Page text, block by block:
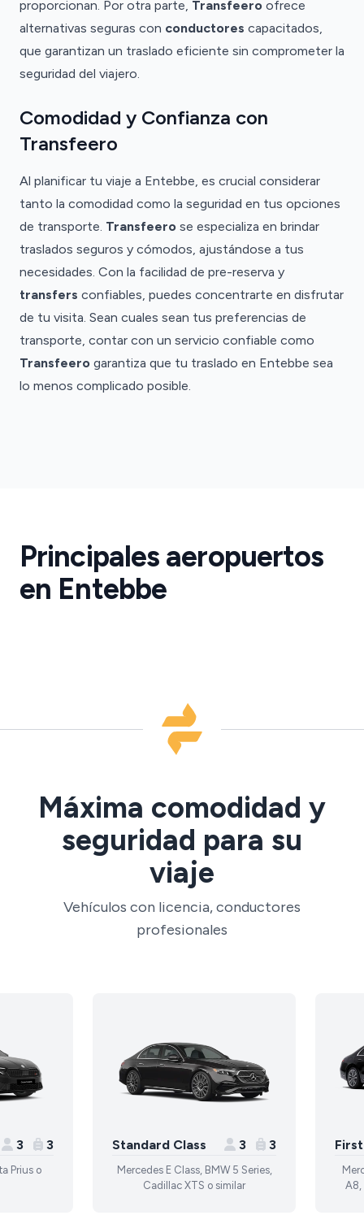
proporcionan. Por otra parte, Transfeero ofrece
alternativas seguras con conductores capacitados,
que garantizan un traslado eficiente sin comprometer la
seguridad del viajero.
Comodidad y Confianza con
Transfeero
Al planificar tu viaje a Entebbe, es crucial considerar
tanto la comodidad como la seguridad en tus opciones
de transporte. Transfeero se especializa en brindar
traslados seguros y cómodos, ajustándose a tus
necesidades. Con la facilidad de pre-reserva y
transfers confiables, puedes concentrarte en disfrutar
de tu visita. Sean cuales sean tus preferencias de
transporte, contar con un servicio confiable como
Transfeero garantiza que tu traslado en Entebbe sea
lo menos complicado posible.
Principales aeropuertos
en Entebbe
de
·
EBB
Máxima comodidad y
seguridad para su
viaje
Vehículos con licencia, conductores
profesionales
3 3
Prius o
Standard Class 3 3
Mercedes E Class, BMW 5 Series,
Cadillac XTS o similar
A8,